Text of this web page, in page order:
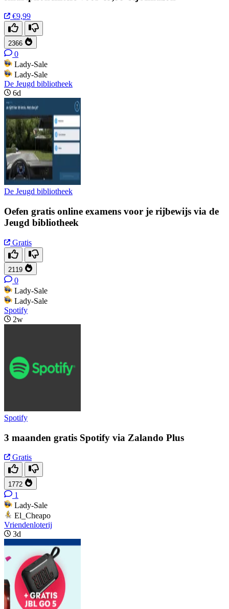
€9,99
2366
0
Lady-Sale
Lady-Sale
De Jeugd bibliotheek
6d
De Jeugd bibliotheek
Oefen gratis online examens voor je rijbewijs via de
Jeugd bibliotheek
Gratis
2119
0
Lady-Sale
Lady-Sale
Spotify
2w
Spotify
3 maanden gratis Spotify via Zalando Plus
Gratis
1772
1
Lady-Sale
El_Cheapo
Vriendenloterij
3d